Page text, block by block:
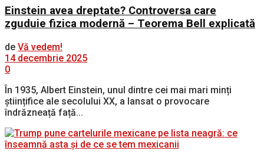
Einstein avea dreptate? Controversa care
zguduie fizica modernă – Teorema Bell explicată
de Vă vedem!
14 decembrie 2025
0
În 1935, Albert Einstein, unul dintre cei mai mari minți
științifice ale secolului XX, a lansat o provocare
îndrăzneață față...